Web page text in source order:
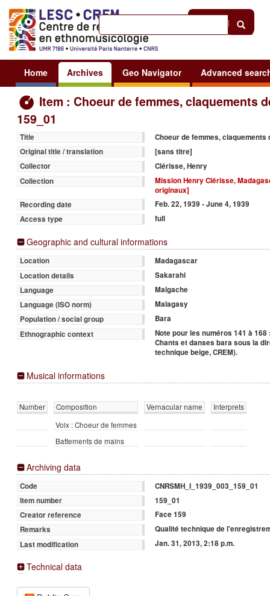
Sign in
Home Archives Geo Navigator Advanced
Item : Choeur de femmes, claquements
159_01
Title
Choeur de femmes, claquements
Original title / translation
[sans titre]
Collector
Clérisse, Henry
Collection
Mission Henry Clérisse,
originaux]
Recording date
Feb. 22, 1939 - June 4, 1939
Access type
full
Geographic and cultural informations
Location
Madagascar
Location details
Sakarahi
Language
Malgache
Language (ISO norm)
Malagasy
Population / social group
Bara
Ethnographic context
Note pour les numéros 141 à
Chants et danses bara sous la
technique beige, CREM).
Musical informations
Number Composition Vernacular name
Interprets
Voix : Choeur de femmes
Battements de mains
Archiving data
Code
CNRSMH_I_1939_003_159_01
Item number
159_01
Creator reference
Face 159
Remarks
Qualité technique de
Last modification
Jan. 31, 2013, 2:18 p.m.
Technical data